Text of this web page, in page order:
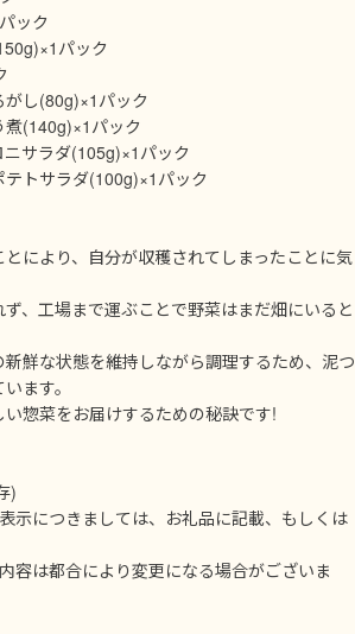
ック
パック
がし(80g)×1パック
煮(140g)×1パック
サラダ(105g)×1パック
テトサラダ(100g)×1パック
により、自分が収穫されてしまったことに気
、工場まで運ぶことで野菜はまだ畑にいると
鮮な状態を維持しながら調理するため、泥つ
ます。
惣菜をお届けするための秘訣です!
)
示につきましては、お礼品に記載、もしくは
容は都合により変更になる場合がございま